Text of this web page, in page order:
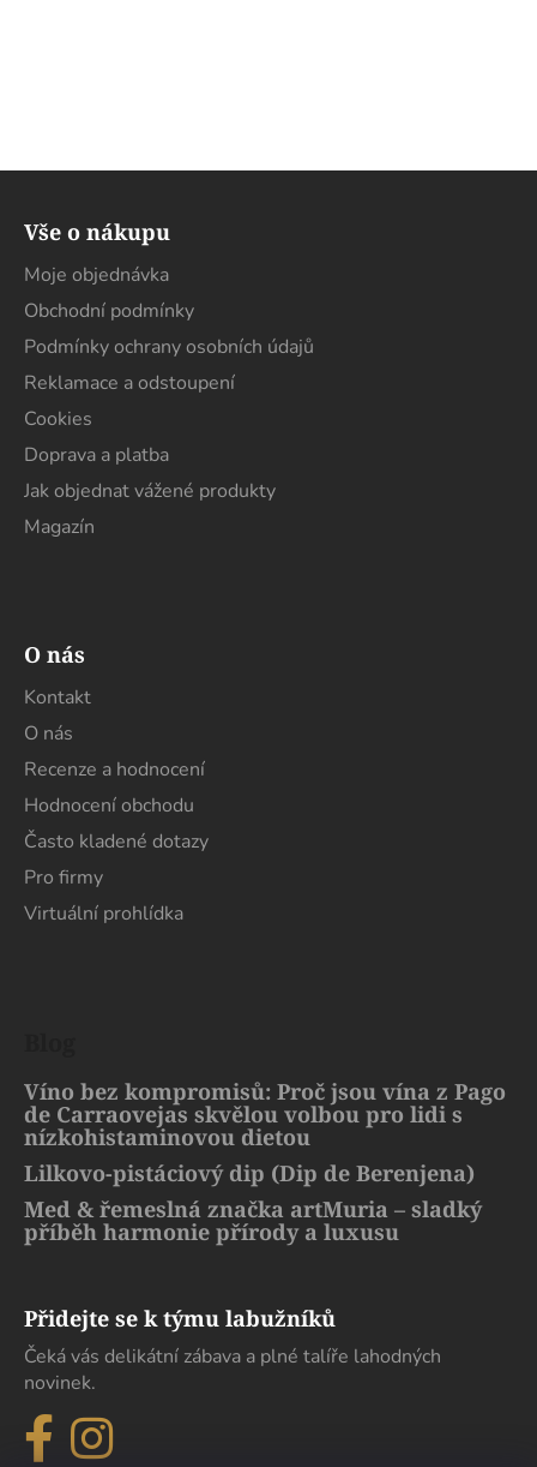
Vše o nákupu
Moje objednávka
Obchodní podmínky
Podmínky ochrany osobních údajů
Reklamace a odstoupení
Cookies
Doprava a platba
Jak objednat vážené produkty
Magazín
O nás
Kontakt
O nás
Recenze a hodnocení
Hodnocení obchodu
Často kladené dotazy
Pro firmy
Virtuální prohlídka
Víno bez kompromisů: Proč jsou vína z Pago
de Carraovejas skvělou volbou pro lidi s
nízkohistaminovou dietou
Lilkovo-pistáciový dip (Dip de Berenjena)
Med & řemeslná značka artMuria – sladký
příběh harmonie přírody a luxusu
Přidejte se k týmu labužníků
Čeká vás delikátní zábava a plné talíře lahodných
novinek.